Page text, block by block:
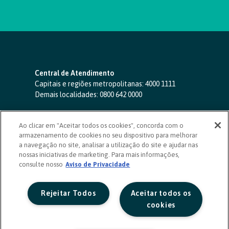
Central de Atendimento
Capitais e regiões metropolitanas: 4000 1111
Demais localidades: 0800 642 0000
SAC 24 horas-0800 724 4420
Ouvidoria
0800 725 0996
(de segunda a sexta, das 8h às 20h)
ouvidoriasicoob.com.br
Deficientes auditivos ou de fala
Ao clicar em "Aceitar todos os cookies", concorda com o
armazenamento de cookies no seu dispositivo para melhorar
a navegação no site, analisar a utilização do site e ajudar nas
nossas iniciativas de marketing. Para mais informações,
consulte nosso Aviso de Privacidade
Aceitar todos os
cookies
Rejeitar Todos